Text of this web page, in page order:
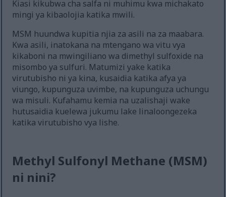
Kiasi kikubwa cha salfa ni muhimu kwa michakato
mingi ya kibaolojia katika mwili.
MSM huundwa kupitia njia za asili na za maabara.
Kwa asili, inatokana na mtengano wa vitu vya
kikaboni na mwingiliano wa dimethyl sulfoxide na
misombo ya sulfuri. Matumizi yake katika
virutubisho ni ya kina, kusaidia katika afya ya
viungo, kupunguza uvimbe, na kupunguza uchungu
wa misuli. Kufahamu kemia na uzalishaji wake
hutusaidia kuelewa jukumu lake linaloongezeka
katika virutubisho vya lishe.
Methyl Sulfonyl Methane (MSM)
ni nini?